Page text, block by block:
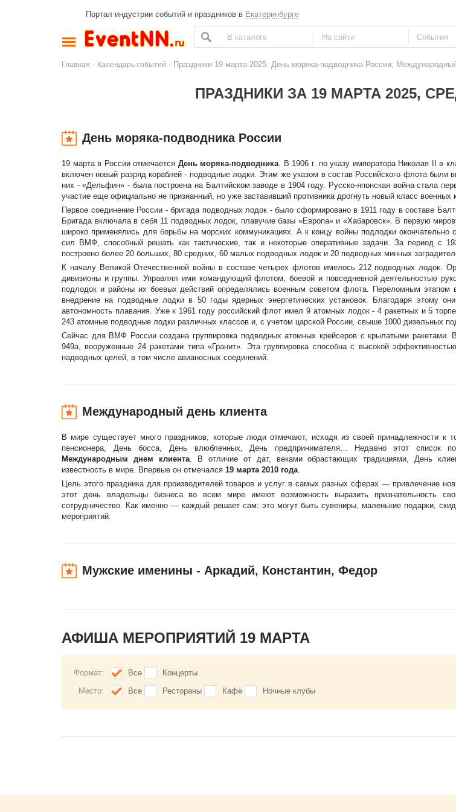
Портал индустрии событий и праздников в Екатеринбурге
Главная - Календарь событий - Праздники 19 марта 2025: День моряка-подводника России;
ПРАЗДНИКИ ЗА 19 МАРТА 2025,
День моряка-подводника России
19 марта в России отмечается День моряка-подводника. В 1906 г. по указу императора Николая II в
включен новый разряд кораблей - подводные лодки. Этим же указом в состав Российского флота были
них - «Дельфин» - была построена на Балтийском заводе в 1904 году. Русско-японская война стала
участие еще официально не признанный, но уже заставивший противника дрогнуть новый класс военных
Первое соединение России - бригада подводных лодок - было сформировано в 1911 году в составе
Бригада включала в себя 11 подводных лодок, плавучие базы «Европа» и «Хабаровск». В первую
широко применялись для борьбы на морских коммуникациях. А к концу войны подлодки
сил ВМФ, способный решать как тактические, так и некоторые оперативные задачи. За период
построено более 20 больших, 80 средних, 60 малых подводных лодок и 20 подводных минных
К началу Великой Отечественной войны в составе четырех флотов имелось 212 подводных лодок.
дивизионы и группы. Управлял ими командующий флотом, боевой и повседневной деятельностью
подлодок и районы их боевых действий определялись военным советом флота. Переломным этапом
внедрение на подводные лодки в 50 годы ядерных энергетических установок. Благодаря этому
автономность плавания. Уже к 1961 году российский флот имел 9 атомных лодок - 4 ракетных и 5
243 атомные подводные лодки различных классов и, с учетом царской России, свыше 1000 дизельных
Сейчас для ВМФ России создана группировка подводных атомных крейсеров с крылатыми ракетами.
949а, вооруженные 24 ракетами типа «Гранит». Эта группировка способна с высокой
надводных целей, в том числе авианосных соединений.
Международный день клиента
В мире существует много праздников, которые люди отмечают, исходя из своей принадлежности к
пенсионера, День босса, День влюбленных, День предпринимателя… Недавно этот список
Международным днем клиента. В отличие от дат, веками обрастающих традициями, День
известность в мире. Впервые он отмечался 19 марта 2010 года.
Цель этого праздника для производителей товаров и услуг в самых разных сферах — привлечение
этот день владельцы бизнеса во всем мире имеют возможность выразить признательность
сотрудничество. Как именно — каждый решает сам: это могут быть сувениры, маленькие подарки,
мероприятий.
Мужские именины - Аркадий, Константин, Федор
АФИША МЕРОПРИЯТИЙ 19 МАРТА
Формат: Все
Концерты
Место:
Все Рестораны Кафе Ночные клубы